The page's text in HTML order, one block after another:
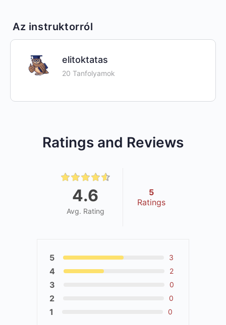
Az instruktorról
elitoktatas
20 Tanfolyamok
Ratings and Reviews
4.6
Avg. Rating
5
Ratings
5 3
4 2
3 0
2 0
1 0